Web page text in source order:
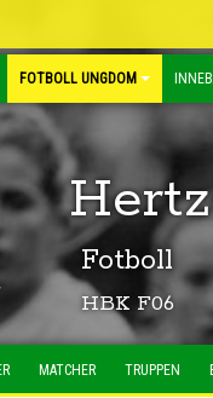
FOTBOLL UNGDOM
Fotboll
HBK F06
MATCHER TRUPPEN